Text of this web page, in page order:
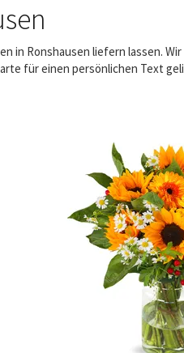
in Ronshausen liefern lassen.
für einen persönlichen Text